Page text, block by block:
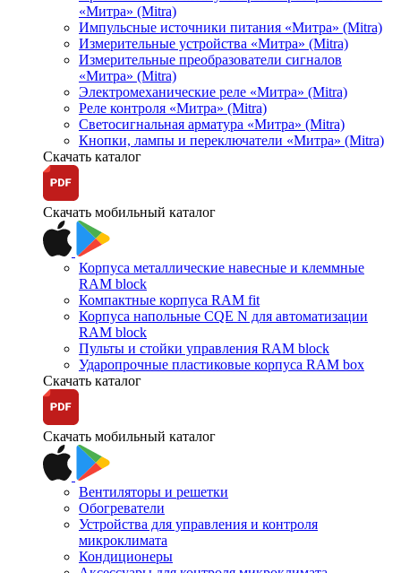
«Митра» (Mitra)
Импульсные источники питания «Митра» (Mitra)
Измерительные устройства «Митра» (Mitra)
Измерительные преобразователи сигналов
«Митра» (Mitra)
Электромеханические реле «Митра» (Mitra)
Реле контроля «Митра» (Mitra)
Светосигнальная арматура «Митра» (Mitra)
Кнопки, лампы и переключатели «Митра» (Mitra)
Скачать каталог
Скачать мобильный каталог
Корпуса металлические навесные и клеммные
RAM block
Компактные корпуса RAM fit
Корпуса напольные CQE N для автоматизации
RAM block
Пульты и стойки управления RAM block
Ударопрочные пластиковые корпуса RAM box
Скачать каталог
Скачать мобильный каталог
Вентиляторы и решетки
Обогреватели
Устройства для управления и контроля
микроклимата
Кондиционеры